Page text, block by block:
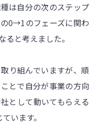
は自分の次のステップ
0→1のフェーズに関わ
と考えました。
り組んでいますが、順
とで自分が事業の方向
として動いてもらえる
います。